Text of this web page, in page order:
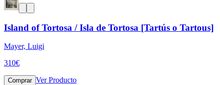
Island of Tortosa / Isla de Tortosa [Tartús o Tartous]
Mayer, Luigi
310€
Comprar Ver Producto